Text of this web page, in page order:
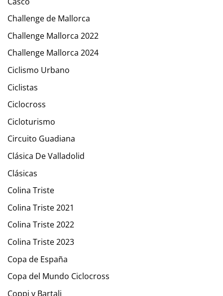
Challenge de Mallorca
Challenge Mallorca 2022
Challenge Mallorca 2024
Ciclismo Urbano
Ciclistas
Ciclocross
Cicloturismo
Circuito Guadiana
Clásica De Valladolid
Clásicas
Colina Triste
Colina Triste 2021
Colina Triste 2022
Colina Triste 2023
Copa de España
Copa del Mundo Ciclocross
Coppi y Bartali